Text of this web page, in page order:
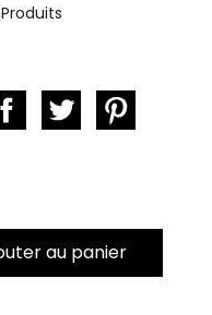
au panier